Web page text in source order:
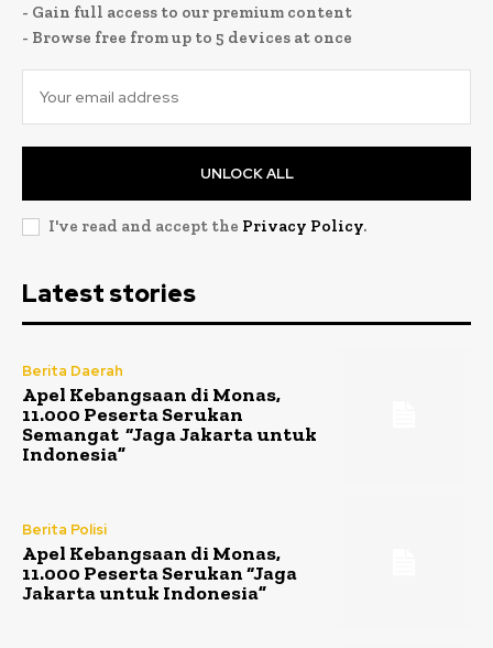
- Gain full access to our premium content
- Browse free from up to 5 devices at once
UNLOCK ALL
I've read and accept the Privacy Policy.
Latest stories
Berita Daerah
Apel Kebangsaan di Monas,
11.000 Peserta Serukan
Semangat “Jaga Jakarta untuk
Indonesia”
Berita Polisi
Apel Kebangsaan di Monas,
11.000 Peserta Serukan “Jaga
Jakarta untuk Indonesia”